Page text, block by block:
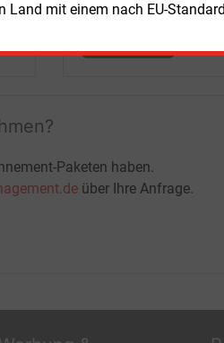
Land mit einem nach EU-
Paketen haben.
über Ihre Anfrage.